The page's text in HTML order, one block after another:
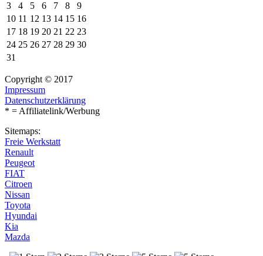
3
4 5 6 7 8
9
10 11 12 13 14 15 16
17 18 19 20 21 22 23
24 25 26 27 28 29 30
31
Copyright © 2017
Impressum
Datenschutzerklärung
* = Affiliatelink/Werbung
Sitemaps:
Freie Werkstatt
Renault
Peugeot
FIAT
Citroen
Nissan
Toyota
Hyundai
Kia
Mazda